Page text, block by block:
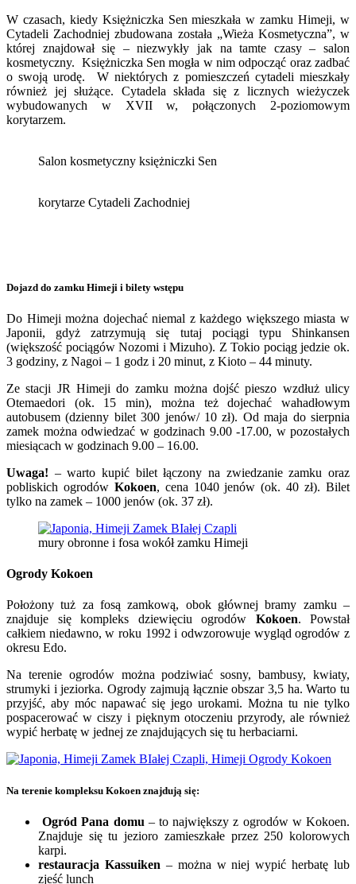
W czasach, kiedy Księżniczka Sen mieszkała w zamku Himeji, w
Cytadeli Zachodniej zbudowana została „Wieża Kosmetyczna”, w
której znajdował się – niezwykły jak na tamte czasy – salon
kosmetyczny. Księżniczka Sen mogła w nim odpocząć oraz zadbać
o swoją urodę. W niektórych z pomieszczeń cytadeli mieszkały
również jej służące. Cytadela składa się z licznych wieżyczek
wybudowanych w XVII w, połączonych 2-poziomowym
korytarzem.
Salon kosmetyczny księżniczki Sen
korytarze Cytadeli Zachodniej
Dojazd do zamku Himeji i bilety wstępu
Do Himeji można dojechać niemal z każdego większego miasta w
Japonii, gdyż zatrzymują się tutaj pociągi typu Shinkansen
(większość pociągów Nozomi i Mizuho). Z Tokio pociąg jedzie ok.
3 godziny, z Nagoi – 1 godz i 20 minut, z Kioto – 44 minuty.
Ze stacji JR Himeji do zamku można dojść pieszo wzdłuż ulicy
Otemaedori (ok. 15 min), można też dojechać wahadłowym
autobusem (dzienny bilet 300 jenów/ 10 zł). Od maja do sierpnia
zamek można odwiedzać w godzinach 9.00 -17.00, w pozostałych
miesiącach w godzinach 9.00 – 16.00.
Uwaga! – warto kupić bilet łączony na zwiedzanie zamku oraz
pobliskich ogrodów Kokoen, cena 1040 jenów (ok. 40 zł). Bilet
tylko na zamek – 1000 jenów (ok. 37 zł).
mury obronne i fosa wokół zamku Himeji
Ogrody Kokoen
Położony tuż za fosą zamkową, obok głównej bramy zamku –
znajduje się kompleks dziewięciu ogrodów Kokoen. Powstał
całkiem niedawno, w roku 1992 i odwzorowuje wygląd ogrodów z
okresu Edo.
Na terenie ogrodów można podziwiać sosny, bambusy, kwiaty,
strumyki i jeziorka. Ogrody zajmują łącznie obszar 3,5 ha. Warto tu
przyjść, aby móc napawać się jego urokami. Można tu nie tylko
pospacerować w ciszy i pięknym otoczeniu przyrody, ale również
wypić herbatę w jednej ze znajdujących się tu herbaciarni.
Na terenie kompleksu Kokoen znajdują się:
Ogród Pana domu – to największy z ogrodów w Kokoen.
Znajduje się tu jezioro zamieszkałe przez 250 kolorowych
karpi.
restauracja Kassuiken – można w niej wypić herbatę lub
zjeść lunch